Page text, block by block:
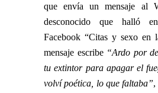
que envía un mensaje al
desconocido que halló
Facebook “Citas y sexo en
mensaje escribe “Ardo por
tu extintor para apagar el
volví poética, lo que faltaba”,